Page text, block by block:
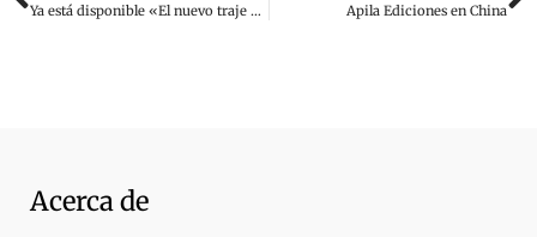
Ya está disponible «El nuevo traje del Emperador» Apila Ediciones en China
Acerca de